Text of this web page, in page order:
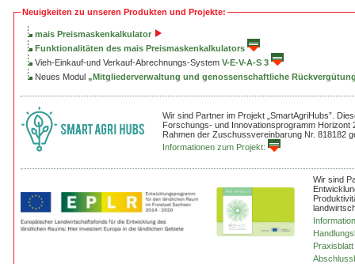
Neuigkeiten zu unseren Produkten und Projekte:
mais Preismaskenkalkulator
Funktionalitäten des mais Preismaskenkalkulators
Vieh-Einkauf-und Verkauf-Abrechnungs-SystemV-E-V-A-S 3
Neues Modul„Mitgliederverwaltung und genossenschaftliche
Wir sind Partner im Projekt „SmartAgriHubs”.
Forschungs- und Innovationsprogramm Horizont
Rahmen der Zuschussvereinbarung Nr. 818182
Informationen zum Projekt:
Wir sind